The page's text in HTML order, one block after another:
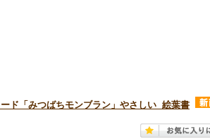
ド「みつばちモンブラン」やさしい 絵葉書